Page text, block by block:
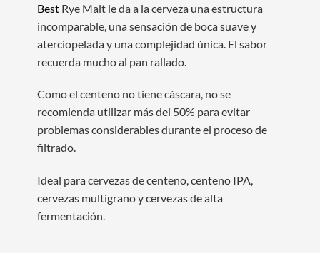
BestRye Malt le da a la cerveza una estructura
incomparable, una sensación de boca suave y
aterciopelada y una complejidad única. El sabor
recuerda mucho al pan rallado.
Como el centeno no tiene cáscara, no se
recomienda utilizar más del 50% para evitar
problemas considerables durante el proceso de
filtrado.
Ideal para cervezas de centeno, centeno IPA,
cervezas multigrano y cervezas de alta
fermentación.